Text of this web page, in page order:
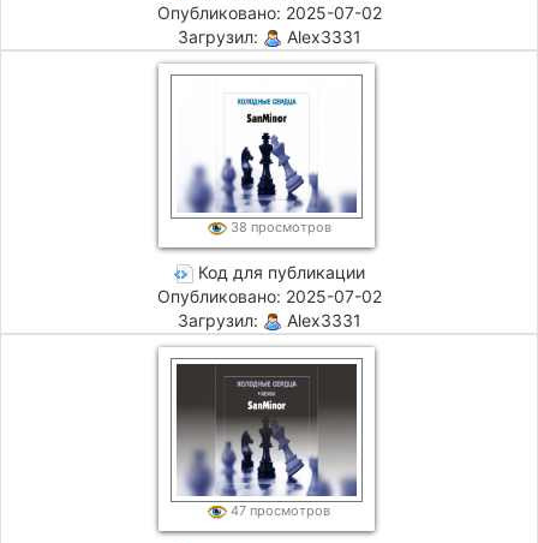
Опубликовано: 2025-07-02
Загрузил:
Alex3331
38 просмотров
Код для публикации
Опубликовано: 2025-07-02
Загрузил:
Alex3331
47 просмотров